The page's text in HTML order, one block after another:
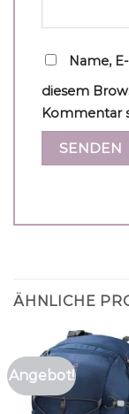
Name,
diesem
Kommentar
ÄHNLICHE
Angebot!